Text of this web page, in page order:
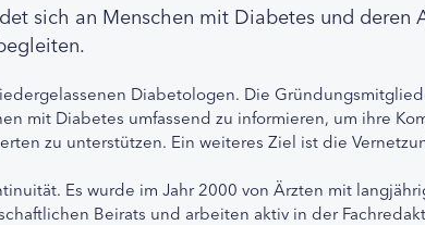
sich an Menschen mit Diabetes und deren
Diabetologen. Die
mit Diabetes umfassend zu informieren, um ihre
zu unterstützen. Ein weiteres Ziel ist die
Es wurde im Jahr 2000 von Ärzten mit
Beirats und arbeiten aktiv in der